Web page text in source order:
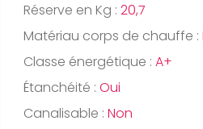
Réserve en Kg : 20,7
Matériau corps de chauffe :
Classe énergétique : A+
Étanchéité : Oui
Canalisable : Non